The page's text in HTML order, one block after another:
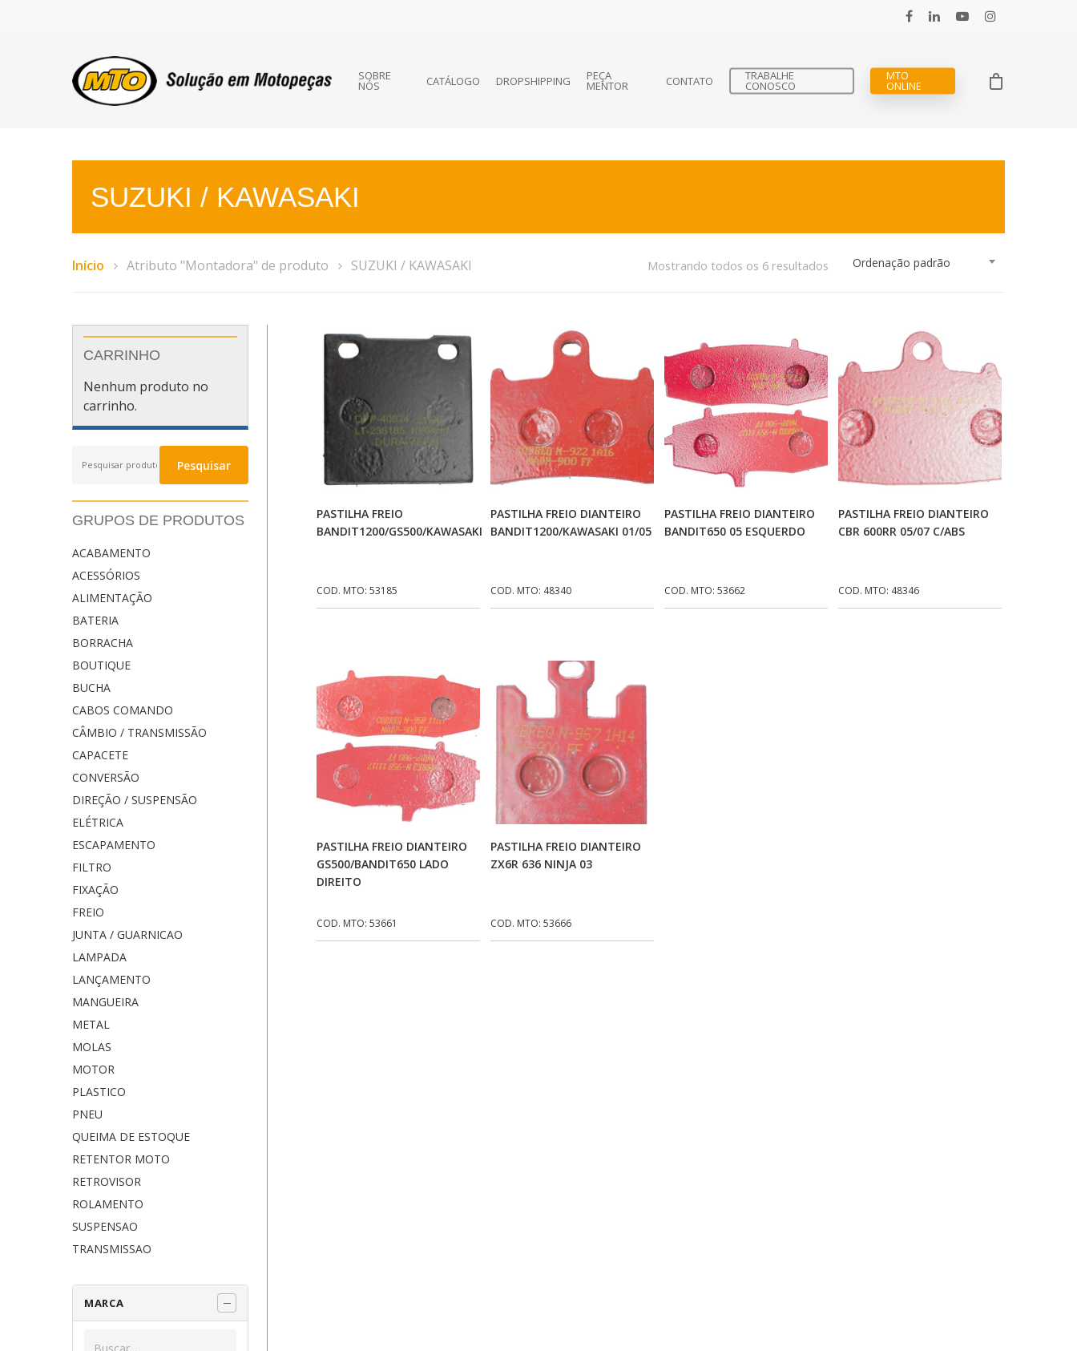
SOBRE
NÓS CATÁLOGO DROPSHIPPING PEÇA
MENTOR CONTATO TRABALHE
CONOSCO
MTO
ONLINE
SUZUKI / KAWASAKI
Ordenação padrão
Mostrando todos os 6 resultados
Início Atributo "Montadora" de produto SUZUKI / KAWASAKI
CARRINHO
Nenhum produto no
carrinho.
por:
Pesquisar
GRUPOS DE PRODUTOS
ACABAMENTO
ACESSÓRIOS
ALIMENTAÇÃO
BATERIA
BORRACHA
BOUTIQUE
BUCHA
CABOS COMANDO
CÂMBIO / TRANSMISSÃO
CAPACETE
CONVERSÃO
DIREÇÃO / SUSPENSÃO
ELÉTRICA
ESCAPAMENTO
FILTRO
FIXAÇÃO
FREIO
JUNTA / GUARNICAO
LAMPADA
LANÇAMENTO
MANGUEIRA
METAL
MOLAS
MOTOR
PLASTICO
PNEU
QUEIMA DE ESTOQUE
RETENTOR MOTO
RETROVISOR
ROLAMENTO
SUSPENSAO
TRANSMISSAO
MARCA
Adicionar Ao Carrinho
PASTILHA FREIO
BANDIT1200/GS500/KAWASAKI
COD. MTO: 53185
Adicionar Ao Carrinho
PASTILHA FREIO DIANTEIRO
BANDIT1200/KAWASAKI 01/05
COD. MTO: 48340
Adicionar Ao Carrinho
PASTILHA FREIO DIANTEIRO
BANDIT650 05 ESQUERDO
COD. MTO: 53662
Adicionar Ao Carrinho
PASTILHA FREIO DIANTEIRO
CBR 600RR 05/07 C/ABS
COD. MTO: 48346
Adicionar Ao Carrinho
PASTILHA FREIO DIANTEIRO
GS500/BANDIT650 LADO
DIREITO
COD. MTO: 53661
Adicionar Ao Carrinho
PASTILHA FREIO DIANTEIRO
ZX6R 636 NINJA 03
COD. MTO: 53666